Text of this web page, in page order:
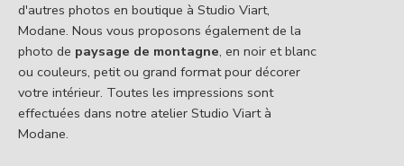
d'autres photos en boutique à Studio Viart,
Modane. Nous vous proposons également de la
photo de paysage de montagne, en noir et blanc
ou couleurs, petit ou grand format pour décorer
votre intérieur. Toutes les impressions sont
effectuées dans notre atelier Studio Viart à
Modane.